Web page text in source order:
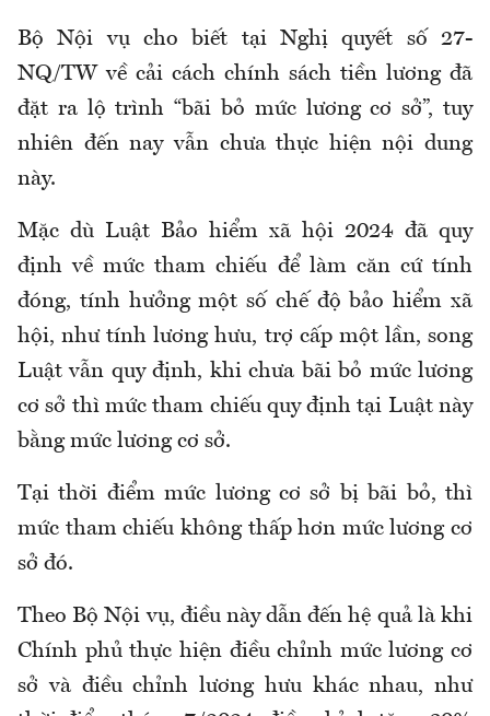
Bộ Nội vụ cho biết tại Nghị quyết số 27-
NQ/TW về cải cách chính sách tiền lương đã
đặt ra lộ trình “bãi bỏ mức lương cơ sở”, tuy
nhiên đến nay vẫn chưa thực hiện nội dung
này.
Mặc dù Luật Bảo hiểm xã hội 2024 đã quy
định về mức tham chiếu để làm căn cứ tính
đóng, tính hưởng một số chế độ bảo hiểm xã
hội, như tính lương hưu, trợ cấp một lần, song
Luật vẫn quy định, khi chưa bãi bỏ mức lương
cơ sở thì mức tham chiếu quy định tại Luật này
bằng mức lương cơ sở.
Tại thời điểm mức lương cơ sở bị bãi bỏ, thì
mức tham chiếu không thấp hơn mức lương cơ
sở đó.
Theo Bộ Nội vụ, điều này dẫn đến hệ quả là khi
Chính phủ thực hiện điều chỉnh mức lương cơ
sở và điều chỉnh lương hưu khác nhau, như